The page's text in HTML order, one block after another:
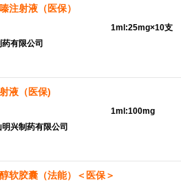
注射液（医保）
有限公司
1ml:25mg×10支
液（医保)
兴制药有限公司
1ml:100mg
软胶囊（法能）＜医保＞